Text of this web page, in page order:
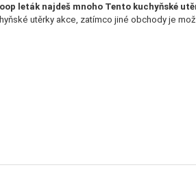
leták najdeš mnoho Tento kuchyňské
utěrky akce, zatímco jiné obchody je